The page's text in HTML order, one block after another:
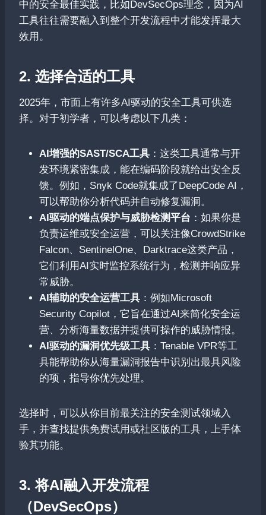
中的安全最佳实践，比如DevSecOps理念，因为AI
工具往往需要融入到整个开发流程中才能发挥最大
效用。
2. 选择合适的工具
2025年，市面上有许多AI驱动的安全工具可供选
择。对于初学者，可以考虑以下几类：
AI增强的SAST/SCA工具 ：这类工具通常与开
发环境紧密集成，能在编码阶段就给出安全反
馈。例如，Snyk Code就集成了DeepCode AI，
可以帮助你分析代码并自动修复漏洞。
AI驱动的端点保护与威胁检测平台 ：如果你是
负责运维或安全运营，可以关注像CrowdStrike
Falcon、SentinelOne、Darktrace这类产品，
它们利用AI实时监控系统行为，检测并响应异
常威胁。
AI辅助的安全运营工具 ：例如Microsoft
Security Copilot，它旨在通过AI来简化安全运
营、分析海量数据并提供可操作的威胁情报。
AI驱动的漏洞优先级工具 ：Tenable VPR等工
具能帮助你从海量漏洞报告中识别出最具风险
的项，指导你优先处理。
选择时，可以从你目前最关注的安全测试领域入
手，并查找提供免费试用或社区版的工具，上手体
验其功能。
3. 将AI融入开发流程
（DevSecOps）